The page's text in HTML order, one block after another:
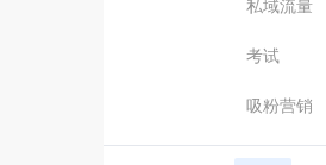
私域流量
考试
吸粉营销